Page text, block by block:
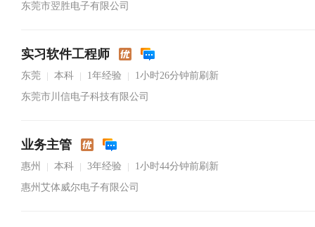
东莞市翌胜电子有限公司
实习软件工程师
东莞 本科 1年经验
1小时26分钟前刷新
东莞市川信电子科技有限公司
业务主管
惠州 本科 3年经验
1小时44分钟前刷新
惠州艾体威尔电子有限公司